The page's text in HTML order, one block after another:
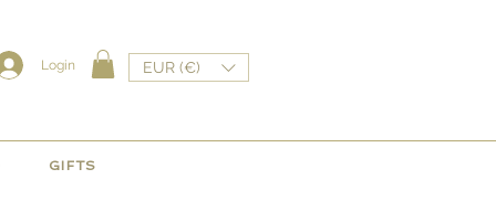
Login EUR (€)
GIFTS